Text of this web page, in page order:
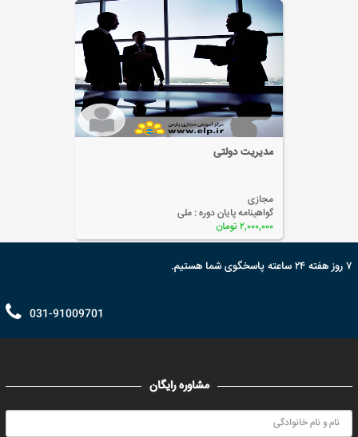
مدیریت دولتی
مجازی
گواهینامه پایان دوره : ملی
۲,۰۰۰,۰۰۰ تومان
۷ روز هفته ۲۴ ساعته پاسخگوی شما هستیم.
031-91009701
مشاوره رایگان